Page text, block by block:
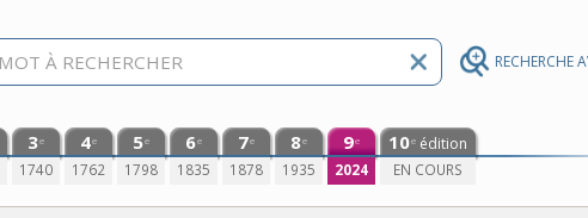
RECHERCHE
3e
1740
4e
1762
5e
1798
6e
1835
7e
1878
8e
1935
9e
2024
10e édition
EN COURS